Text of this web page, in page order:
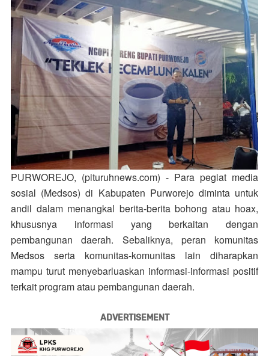
PURWOREJO, (pituruhnews.com) - Para pegiat media
sosial (Medsos) di Kabupaten Purworejo diminta untuk
andil dalam menangkal berita-berita bohong atau hoax,
khususnya informasi yang berkaitan dengan
pembangunan daerah. Sebaliknya, peran komunitas
Medsos serta komunitas-komunitas lain diharapkan
mampu turut menyebarluaskan informasi-informasi positif
terkait program atau pembangunan daerah.
ADVERTISEMENT